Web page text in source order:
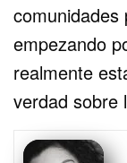
comunidades
empezando
realmente
verdad sobre